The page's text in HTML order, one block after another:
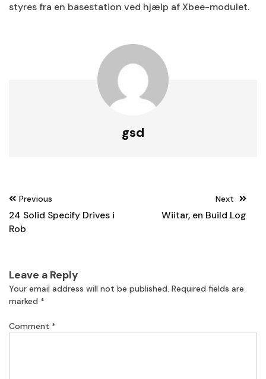
styres fra en basestation ved hjælp af Xbee-modulet.
gsd
Post
navigation
Previous
24 Solid Specify Drives i
Rob
Next
Wiitar, en Build Log
Leave a Reply
Your email address will not be published. Required fields are
marked *
Comment *